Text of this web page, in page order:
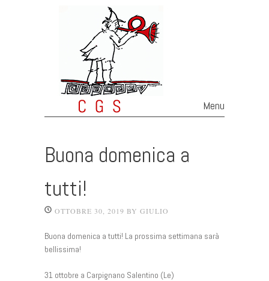
Menu
Buona domenica a
tutti!
OTTOBRE 30, 2019 BY GIULIO
Buona domenica a tutti! La prossima settimana sarà
bellissima!
31 ottobre a Carpignano Salentino (Le)